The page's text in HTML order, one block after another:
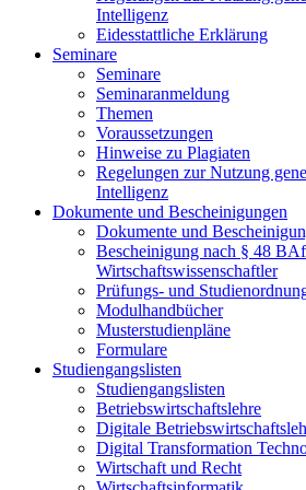
Intelligenz
Eidesstattliche Erklärung
Seminare
Seminare
Seminaranmeldung
Themen
Voraussetzungen
Hinweise zu Plagiaten
Regelungen zur Nutzung
Intelligenz
Dokumente und Bescheinigungen
Dokumente und
Bescheinigung nach § 48
Wirtschaftswissenschaftler
Prüfungs- und
Modulhandbücher
Musterstudienpläne
Formulare
Studiengangslisten
Studiengangslisten
Betriebswirtschaftslehre
Digitale
Digital Transformation
Wirtschaft und Recht